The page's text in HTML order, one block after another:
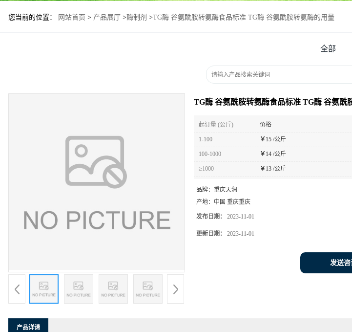
您当前的位置： 网站首页 > 产品展厅 >酶制剂 >TG酶 谷氨酰胺转氨酶食品标准 TG酶 谷氨酰胺转氨酶的用量
全部
TG酶 谷氨酰胺转氨酶食品标准 TG酶 谷氨酰
起订量 (公斤) 价格
1-100 ￥ 15 /公斤
100-1000 ￥ 14 /公斤
≥1000 ￥ 13 /公斤
品牌： 重庆天润
产地： 中国 重庆重庆
发布日期： 2023-11-01
更新日期： 2023-11-01
发送
产品详请